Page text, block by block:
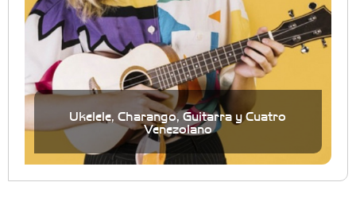
Ukelele, Charango, Guitarra y Cuatro
Venezolano